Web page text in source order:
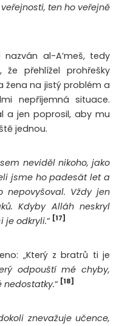
ten ho veřejně
al-A’meš, tedy
že přehlížel prohřešky
žena na jistý problém a
nepříjemná situace.
a jen poprosil, aby mu
jednou.
neviděl nikoho, jako
jsme ho padesát let a
Vždy jen
Kdyby Alláh neskryl
je odkryli.“ [17]
„Který z bratrů ti je
odpouští mé chyby,
“ [18]
znevažuje učence,